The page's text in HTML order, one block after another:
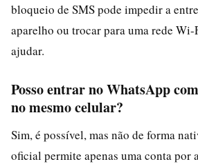
bloqueio de SMS pode impedir a
aparelho ou trocar para uma rede Wi-
ajudar.
Posso entrar no WhatsApp
no mesmo celular?
Sim, é possível, mas não de forma
oficial permite apenas uma conta por